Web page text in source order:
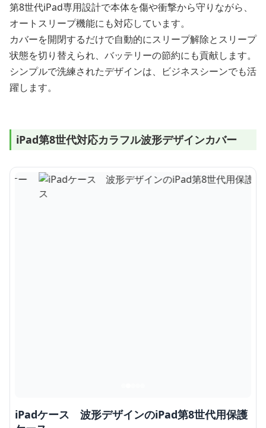
第8世代iPad専用設計で本体を傷や衝撃から守りながら、
オートスリープ機能にも対応しています。
カバーを開閉するだけで自動的にスリープ解除とスリープ
状態を切り替えられ、バッテリーの節約にも貢献します。
シンプルで洗練されたデザインは、ビジネスシーンでも活
躍します。
iPad第8世代対応カラフル波形デザインカバー
iPadケース 波形デザインのiPad第8世代用保護